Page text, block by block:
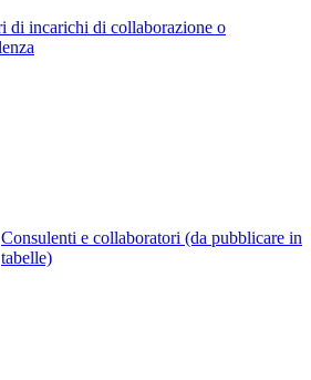
di incarichi di collaborazione o
Consulenti e collaboratori (da pubblicare in
tabelle)